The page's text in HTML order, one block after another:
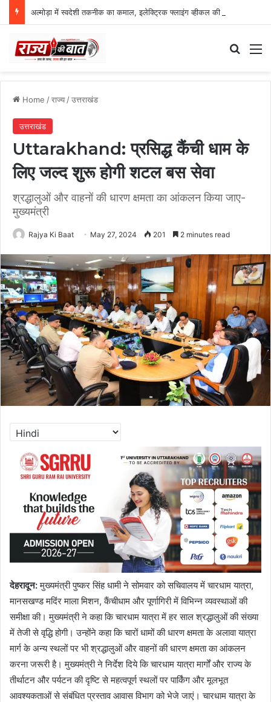
Home /राज्य/उत्तराखंड
उत्तराखंड
Uttarakhand: प्रसिद्ध कैंची धाम के
लिए जल्द शुरू होगी शटल बस सेवा
श्रद्धालुओं और वाहनों की धारण क्षमता का आंकलन किया जाए-
मुख्यमंत्री
Rajya Ki Baat May 27, 2024 201 2 minutes read
देहरादून:मुख्यमंत्री पुष्कर सिंह धामी ने सोमवार को सचिवालय में चारधाम यात्रा,
मानसखण्ड मदिंर माला मिशन, कैंचीधाम और पूर्णागिरी में विभिन्न व्यवस्थाओं की
समीक्षा की। मुख्यमंत्री ने कहा कि चारधाम यात्रा में हर साल श्रद्धालुओं की संख्या
में तेजी से वृद्धि होगी। उन्होंने कहा कि चारों धामों की धारण क्षमता के अलावा यात्रा
मार्ग के अन्य स्थलों पर भी श्रद्धालुओं और वाहनों की धारण क्षमता का आंकलन
करना जरूरी है। मुख्यमंत्री ने निर्देश दिये कि चारधाम यात्रा मार्गों और राज्य के
तीर्थाटन और पर्यटन की दृष्टि से महत्वपूर्ण स्थलों पर पार्किंग और मूलभूत
आवश्यकताओं से संबंधित प्रस्ताव आवास विभाग को भेजे जाएं। चारधाम यात्रा के